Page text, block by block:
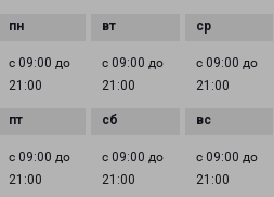
с 09:00 до
21:00
с 09:00 до
21:00
с 09:00 до
21:00
с 09:00 до
21:00
с 09:00 до
21:00
с 09:00 до
21:00